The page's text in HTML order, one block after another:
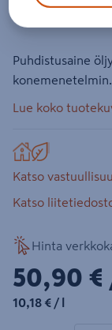
Tuotenumero
Puhdistusaine
konemenetelmin.
Lue koko
Katso
Katso
Hinta
50,90 €
10,18€/l
10,18 € / l